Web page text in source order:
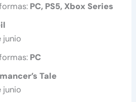
PC, PS5, Xbox Series
junio
PC
Tale
junio